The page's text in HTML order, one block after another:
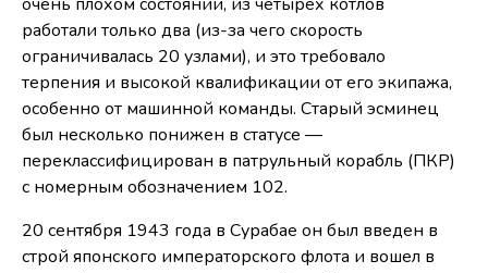
работали только два (из-за чего скорость
ограничивалась 20 узлами), и это требовало
терпения и высокой квалификации от его экипажа,
особенно от машинной команды. Старый эсминец
был несколько понижен в статусе —
переклассифицирован в патрульный корабль (ПКР)
с номерным обозначением 102.
20 сентября 1943 года в Сурабае он был введен в
строй японского императорского флота и вошел в